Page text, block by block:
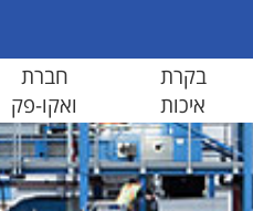
בקרת
איכות
חברת
ואקו-פק